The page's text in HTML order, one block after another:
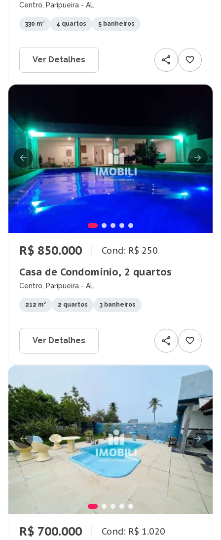
Centro, Paripueira - AL
330 m² 4 quartos 5 banheiros
Ver Detalhes
R$ 850.000 Cond: R$ 250
Casa de Condomínio, 2 quartos
Centro, Paripueira - AL
212 m² 2 quartos 3 banheiros
Ver Detalhes
R$ 700.000 Cond: R$ 1.020